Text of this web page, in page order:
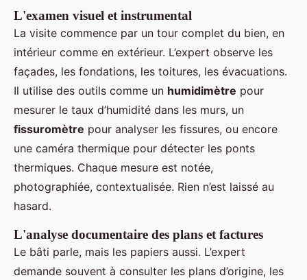
L'examen visuel et instrumental
La visite commence par un tour complet du bien, en
intérieur comme en extérieur. L’expert observe les
façades, les fondations, les toitures, les évacuations.
Il utilise des outils comme un humidimètre pour
mesurer le taux d’humidité dans les murs, un
fissuromètre pour analyser les fissures, ou encore
une caméra thermique pour détecter les ponts
thermiques. Chaque mesure est notée,
photographiée, contextualisée. Rien n’est laissé au
hasard.
L'analyse documentaire des plans et factures
Le bâti parle, mais les papiers aussi. L’expert
demande souvent à consulter les plans d’origine, les